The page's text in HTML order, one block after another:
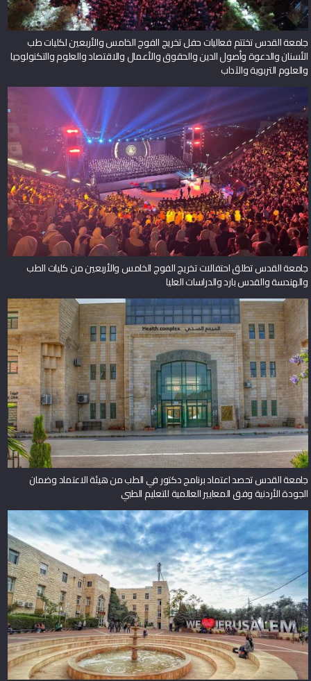
جامعة القدس تختتم فعاليات حفل تخريج الفوج الخامس والأربعين لكليات طب
الأسنان والدعوة وأصول الدين والحقوق والأعمال والاقتصاد والعلوم والتكنولوجيا
والعلوم التربوية والآداب
جامعة القدس تطلق احتفالات تخريج الفوج الخامس والأربعين من كليات الطب
والهندسة والقدس بارد والدراسات العليا
جامعة القدس تحصد اعتماد برنامج دكتور في الطب من هيئة الاعتماد وضمان
الجودة الأردنية وفق المعايير العالمية للتعليم الطبي